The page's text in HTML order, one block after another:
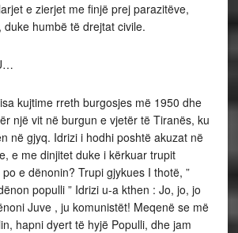
e zierjet me finjë prej parazitëve,
humbë të drejtat civile.
kujtime rreth burgosjes më 1950 dhe
një vit në burgun e vjetër të Tiranës, ku
në gjyq. Idrizi i hodhi poshtë akuzat në
e me dinjitet duke i kërkuar trupit
e dënonin? Trupi gjykues I thotë, ”
populli ” Idrizi u-a kthen : Jo, jo, jo
Juve , ju komunistët! Meqenë se më
hapni dyert të hyjë Populli, dhe jam